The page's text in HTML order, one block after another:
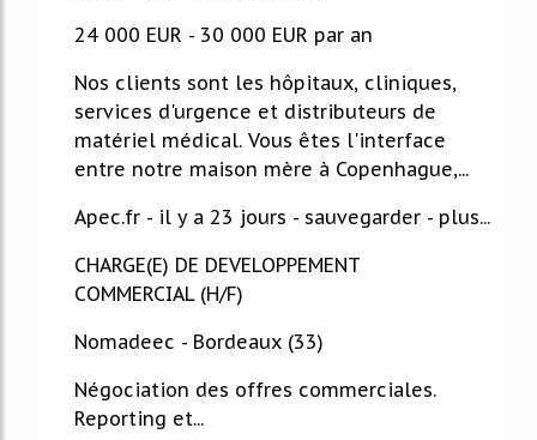
24 000 EUR - 30 000 EUR par an
Nos clients sont les hôpitaux, cliniques,
services d'urgence et distributeurs de
matériel médical. Vous êtes l'interface
entre notre maison mère à Copenhague,...
Apec.fr - il y a 23 jours - sauvegarder - plus...
CHARGE(E) DE DEVELOPPEMENT
COMMERCIAL (H/F)
Nomadeec - Bordeaux (33)
Négociation des offres commerciales.
Reporting et...